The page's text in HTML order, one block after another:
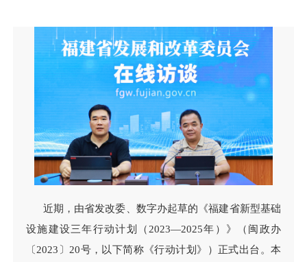
近期，由省发改委、数字办起草的《福建省新型基础
设施建设三年行动计划（2023—2025年）》（闽政办
〔2023〕20号，以下简称《行动计划》）正式出台。本